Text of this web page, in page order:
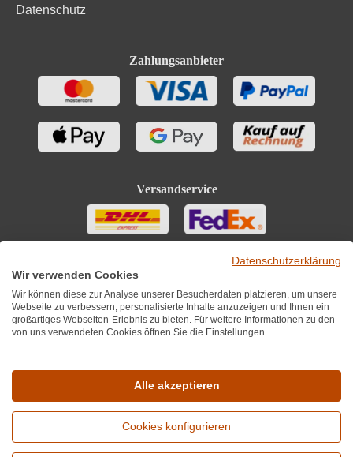
Datenschutz
Zahlungsanbieter
Versandservice
*Alle Preise inkl. MwST zzgl. 5,90€ Versandkosten je Winzer.
Datenschutzerklärung
Wir verwenden Cookies
Wir können diese zur Analyse unserer Besucherdaten platzieren, um unsere
Webseite zu verbessern, personalisierte Inhalte anzuzeigen und Ihnen ein
großartiges Webseiten-Erlebnis zu bieten. Für weitere Informationen zu den
von uns verwendeten Cookies öffnen Sie die Einstellungen.
Alle akzeptieren
Cookies konfigurieren